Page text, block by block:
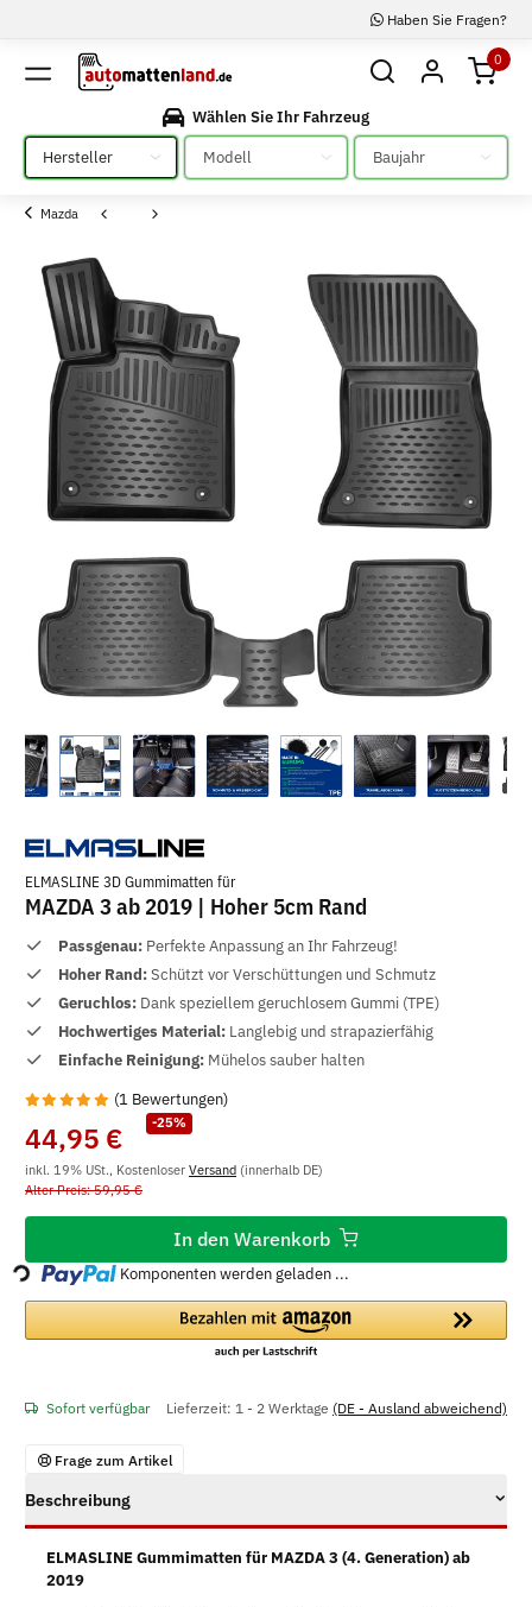
Haben Sie Fragen?
0
Wählen Sie Ihr Fahrzeug
Bitte auswählen
Bitte auswählen Bitte auswählen
Mazda
ELMASLINE 3D Gummimatten für
MAZDA 3 ab 2019 | Hoher 5cm Rand
Passgenau: Perfekte Anpassung an Ihr Fahrzeug!
Hoher Rand:Schützt vor Verschüttungen und Schmutz
Geruchlos: Dank speziellem geruchlosem Gummi (TPE)
Hochwertiges Material: Langlebig und strapazierfähig
Einfache Reinigung: Mühelos sauber halten
(1 Bewertungen)
-25%
44,95 €
inkl. 19% USt., Kostenloser Versand (innerhalb DE)
Alter Preis: 59,95 €
In den Warenkorb
Loading... Komponenten werden geladen ...
Sofort verfügbar Lieferzeit: 1 - 2 Werktage (DE - Ausland abweichend)
Frage zum Artikel
Beschreibung
ELMASLINE Gummimatten für MAZDA 3 (4. Generation) ab
2019